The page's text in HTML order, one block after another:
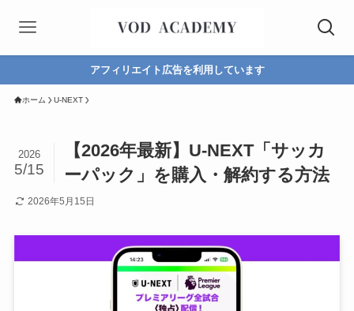
アフィリエイト広告を利用しています
ホーム U-NEXT
【2026年最新】U-NEXT「サッカ
ーパック」を購入・解約する方法
2026
5/15
2026年5月15日